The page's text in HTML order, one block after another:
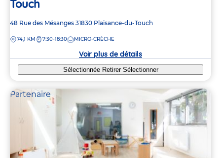
Touch
Adresse
la
48 Rue des Mésanges 31830 Plaisance-du-Touch
DISTANCE
74,1 KM 7:30-18:30 MICRO-CRÈCHE
Voir plus de détails
Sélectionnée Retirer Sélectionner
Partenaire